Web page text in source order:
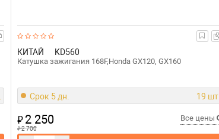
КИТАЙ KD560
Катушка зажигания 168F,Honda GX120, GX160
Срок 5 дн. 19 шт.
₽2 250
₽2 700
Все цены